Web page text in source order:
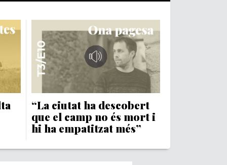
“La ciutat ha descobert
que el camp no és mort i
hi ha empatitzat més”